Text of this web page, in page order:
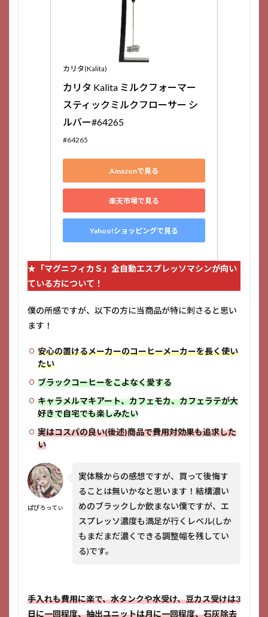
カリタ(Kalita)
カリタ Kalita ミルクフォーマー
スティックミルクフローサー シ
ルバー#64265
#64265
Amazonで見る
楽天市場で見る
Yahoo!ショッピングで見る
★ 「マグニフィカＳ」全自動エスプレッソマシンが向い
ている方について！
僕の所感ですが、以下の方に当商品が特に刺さると思い
ます！
安心の置けるメーカーのコーヒーメーカーを長く使い
たい
ブラックコーヒーをこよなく愛する
キャラメルマキアート、カフェモカ、カフェラテが大
好きで自宅でも楽しみたい
実はコスパの良い(後述)商品で費用対効果も追求した
い
ぱぴろってぃ
実体験からの感想ですが、買って後悔す
ることは無いかなと思います！結構濃い
めのブラックしか飲まない僕ですが、エ
スプレッソ濃度も満足が行くレベル(しか
もまだまだ濃くできる調整幅を残してい
る)です。
手入れも費用に楽で、水タンクや水受け、豆カス受けは3
日に一回程度、抽出ユニットは月に一回程度、石灰除去